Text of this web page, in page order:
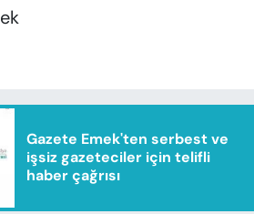
Gazete Emek'ten serbest ve
işsiz gazeteciler için telifli
haber çağrısı